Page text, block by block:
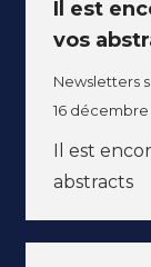
Il est
vos
Newsletters
16 décembre
Il est
abstracts